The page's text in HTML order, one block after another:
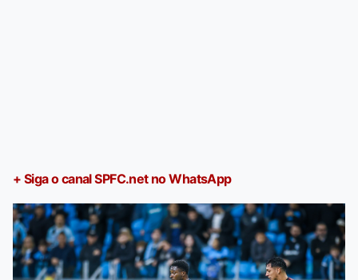
+ Siga o canal SPFC.net no WhatsApp